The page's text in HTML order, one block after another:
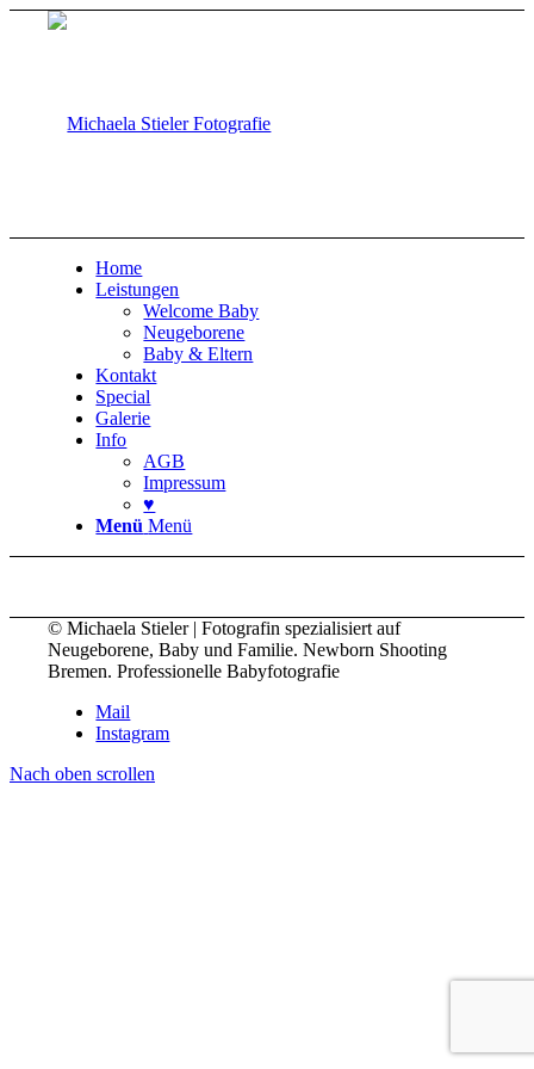
Home
Leistungen
Welcome Baby
Neugeborene
Baby & Eltern
Kontakt
Special
Galerie
Info
AGB
Impressum
♥
Menü Menü
© Michaela Stieler | Fotografin spezialisiert auf
Neugeborene, Baby und Familie. Newborn Shooting
Bremen. Professionelle Babyfotografie
Mail
Instagram
Nach oben scrollen